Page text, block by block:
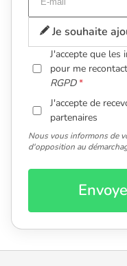
Je souhaite
J'accepte que
pour me
RGPD
J'accepte de
partenaires
Nous vous informons de
d'opposition au